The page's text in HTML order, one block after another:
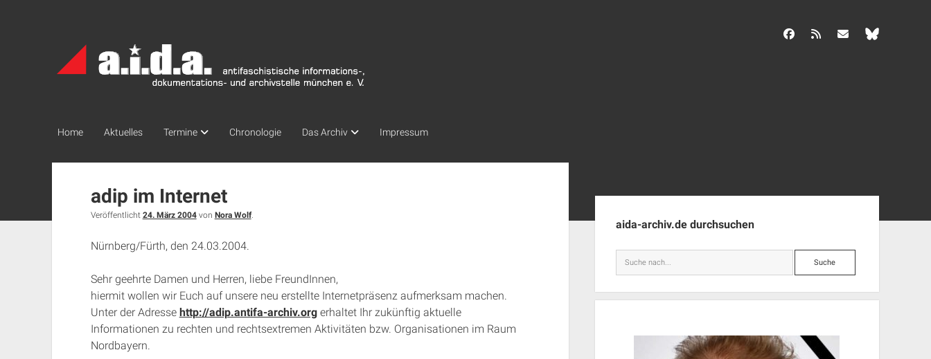
Archiv
München
facebook info@aida-archiv.de
Home Aktuelles Termine Chronologie Das Archiv Impressum
Archiv
München
Posts
adip im Internet
Veröffentlicht 24. März 2004von Nora Wolf.
Nürnberg/Fürth, den 24.03.2004.
Sehr geehrte Damen und Herren, liebe FreundInnen,
hiermit wollen wir Euch auf unsere neu erstellte Internetpräsenz aufmerksam machen.
Unter der Adresse http://adip.antifa-archiv.orgerhaltet Ihr zukünftig aktuelle
Informationen zu rechten und rechtsextremen Aktivitäten bzw. Organisationen im Raum
Nordbayern.
aida-archiv.de durchsuchen
Suche